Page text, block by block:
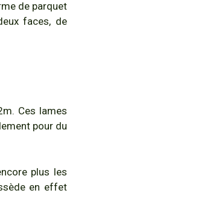
de parquet
faces, de
Ces lames
pour du
plus les
en effet